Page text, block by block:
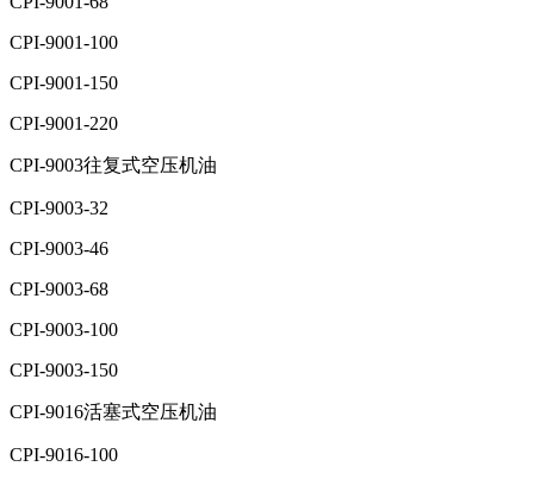
CPI-9001-100
CPI-9001-150
CPI-9001-220
CPI-9003往复式空压机油
CPI-9003-32
CPI-9003-46
CPI-9003-68
CPI-9003-100
CPI-9003-150
CPI-9016活塞式空压机油
CPI-9016-100